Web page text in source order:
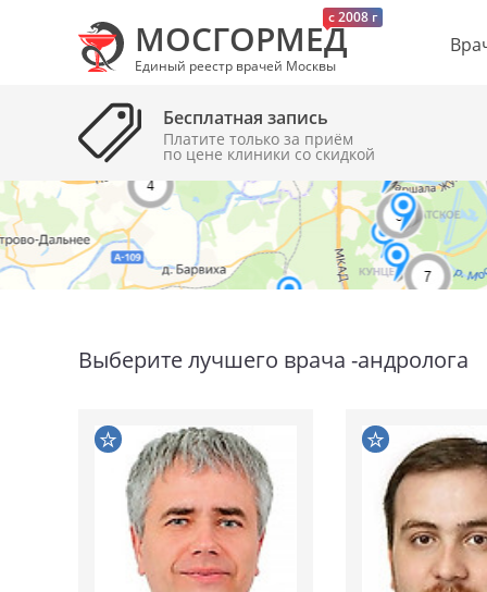
c 2008 г
МОСГОРМЕД
Единый реестр врачей Москвы
Бесплатная запись
Платите только за приём
по цене клиники cо скидкой
Выберите лучшего врача -андролога